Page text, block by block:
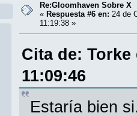
Re:Gloomhaven Sobre X
« Respuesta #6 en: 24 de
11:19:38 »
Cita de: Torke
11:09:46
Estaría bien